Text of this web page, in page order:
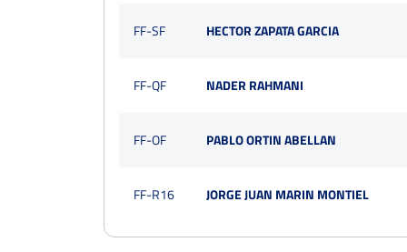
FF-SF HECTOR ZAPATA GARCIA
FF-QF NADER RAHMANI
FF-OF PABLO ORTIN ABELLAN
FF-R16 JORGE JUAN MARIN MONTIEL